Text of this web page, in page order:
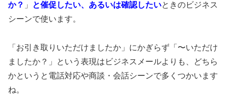
か？ 」 と催促したい、あるいは確認したいときのビジネス
シーンで使います。
「お引き取りいただけましたか」にかぎらず「〜いただけ
ましたか？」という表現はビジネスメールよりも、どちら
かというと電話対応や商談・会話シーンで多くつかいます
ね。